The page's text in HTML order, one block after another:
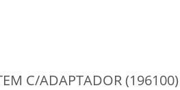
C/ADAPTADOR (196100)